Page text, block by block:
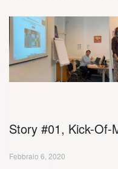
Story #01, Kick-Of-
Febbraio 6, 2020